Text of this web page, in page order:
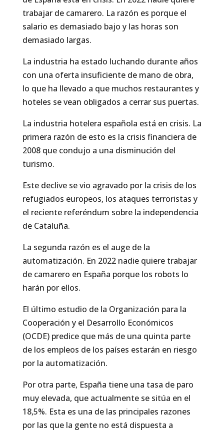
trabajar de camarero. La razón es porque el
salario es demasiado bajo y las horas son
demasiado largas.
La industria ha estado luchando durante años
con una oferta insuficiente de mano de obra,
lo que ha llevado a que muchos restaurantes y
hoteles se vean obligados a cerrar sus puertas.
La industria hotelera española está en crisis. La
primera razón de esto es la crisis financiera de
2008 que condujo a una disminución del
turismo.
Este declive se vio agravado por la crisis de los
refugiados europeos, los ataques terroristas y
el reciente referéndum sobre la independencia
de Cataluña.
La segunda razón es el auge de la
automatización. En 2022 nadie quiere trabajar
de camarero en España porque los robots lo
harán por ellos.
El último estudio de la Organización para la
Cooperación y el Desarrollo Económicos
(OCDE) predice que más de una quinta parte
de los empleos de los países estarán en riesgo
por la automatización.
Por otra parte, España tiene una tasa de paro
muy elevada, que actualmente se sitúa en el
18,5%. Esta es una de las principales razones
por las que la gente no está dispuesta a